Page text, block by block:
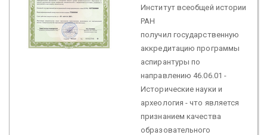
Институт всеобщей истории
РАН
получил государственную
аккредитацию программы
аспирантуры по
направлению 46.06.01 -
Исторические науки и
археология - что является
признанием качества
образовательного